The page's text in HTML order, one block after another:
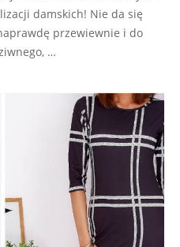
damskich! Nie da się
przewiewnie i do
…